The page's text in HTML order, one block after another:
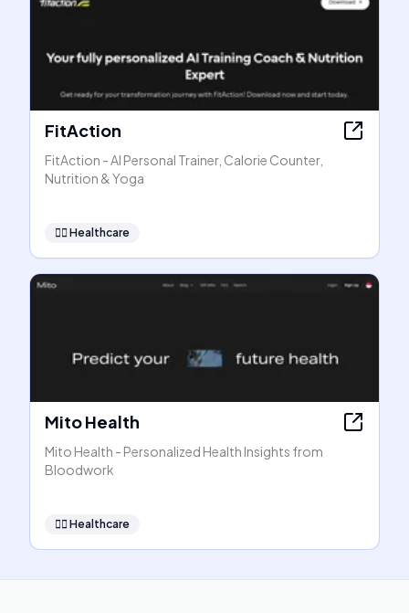
FitAction
FitAction - AI Personal Trainer, Calorie Counter,
Nutrition & Yoga
👩‍⚕️ Healthcare
Mito Health
Mito Health - Personalized Health Insights from
Bloodwork
👩‍⚕️ Healthcare